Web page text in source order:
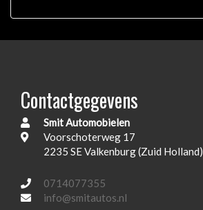
Passagiersairbag
Schakelpaddles
Titangrijs interieurlijsten
Touch screen kleurenscherm
Usb-aansluiting
Xenon verlichting
Zetelbekleding leder / proluxe
Contactgegevens
Smit Automobielen
Voorschoterweg 17
2235 SE Valkenburg (Zuid Holland)
0714077355
info@smitautos.nl